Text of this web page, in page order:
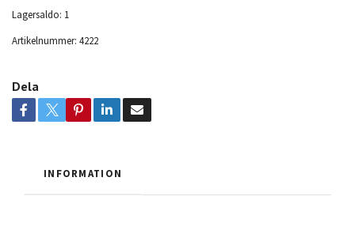
Lagersaldo: 1
Artikelnummer: 4222
Dela
INFORMATION